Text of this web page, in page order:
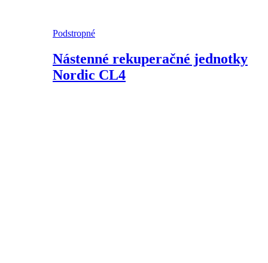
Podstropné
Nástenné rekuperačné jednotky
Nordic CL4